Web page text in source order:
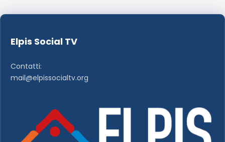
Elpis Social TV
Contatti:
mail@elpissocialtv.org